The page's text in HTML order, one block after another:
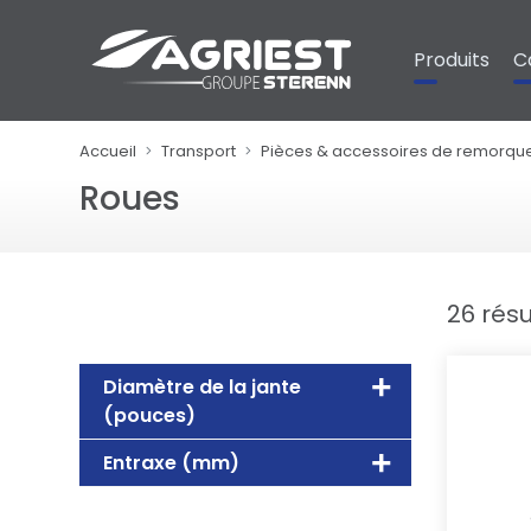
Produits
Accueil Transport Pièces & accessoires de
Roues
Diamètre de la jante
(pouces)
Entraxe (mm)
26